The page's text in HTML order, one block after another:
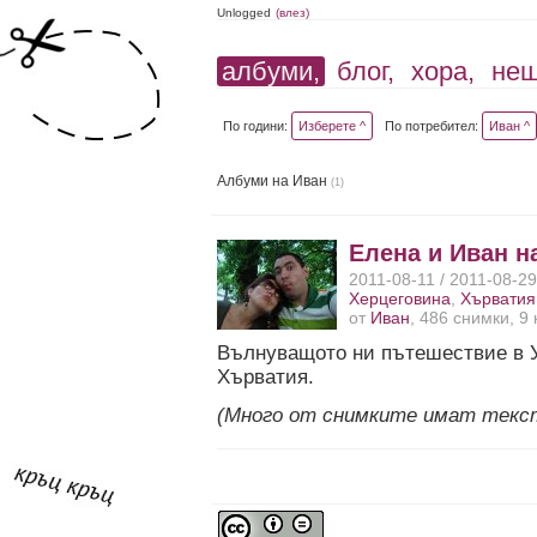
Unlogged (влез)
албуми, блог, хора,
По години: Изберете ^ По потребител: Иван ^
Албуми на Иван(1)
Елена и Иван
2011-08-11 / 2011-08-
Херцеговина ,Хърватия
от Иван , 486 снимки, 9
Вълнуващото ни пътешествие в
Хърватия.
(Много от снимките имат